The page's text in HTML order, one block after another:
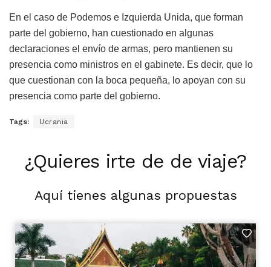
En el caso de Podemos e Izquierda Unida, que forman
parte del gobierno, han cuestionado en algunas
declaraciones el envío de armas, pero mantienen su
presencia como ministros en el gabinete. Es decir, que lo
que cuestionan con la boca pequeña, lo apoyan con su
presencia como parte del gobierno.
Tags: Ucrania
¿Quieres irte de de viaje?
Aquí tienes algunas propuestas